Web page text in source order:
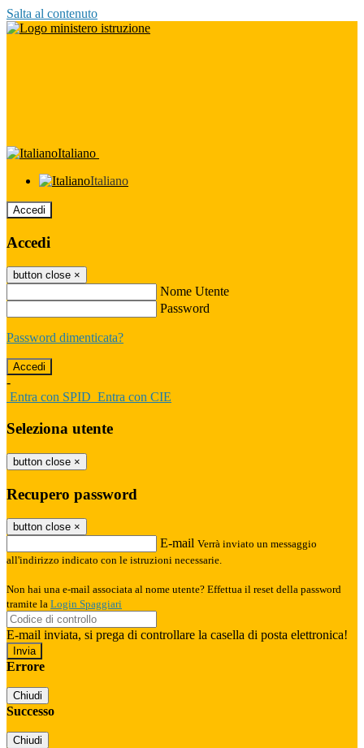
Salta al contenuto
Italiano
Italiano
Accedi
Accedi
button close ×
Nome Utente
Password
Password dimenticata?
-
Entra con SPID Entra con CIE
Seleziona utente
button close ×
Recupero password
button close ×
E-mail Verrà inviato un messaggio
all'indirizzo indicato con le istruzioni necessarie.
Non hai una e-mail associata al nome utente? Effettua il reset della password
tramite la Login Spaggiari
E-mail inviata, si prega di controllare la casella di posta elettronica!
Errore
Chiudi
Successo
Chiudi